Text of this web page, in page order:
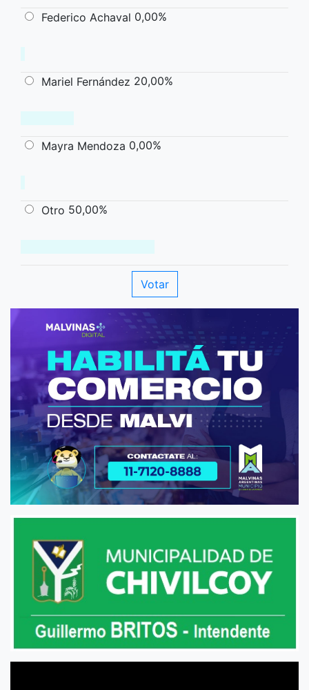
Federico Achaval 0,00%
Mariel Fernández 20,00%
Mayra Mendoza 0,00%
Otro 50,00%